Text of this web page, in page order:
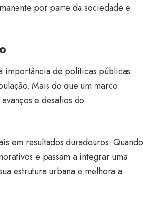
por parte da sociedade e
de políticas públicas
Mais do que um marco
e desafios do
em resultados duradouros. Quando
e passam a integrar uma
estrutura urbana e melhora a